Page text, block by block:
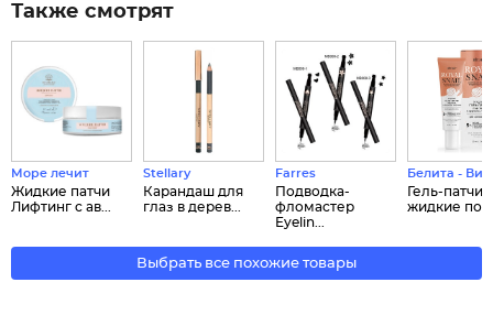
Также смотрят
Море лечит
Жидкие патчи
Лифтинг с ав...
Stellary
Карандаш для
глаз в дерев...
Farres
Подводка-
фломастер
Eyelin...
Белита -
Гель-патчи
жидкие под
Выбрать все похожие товары